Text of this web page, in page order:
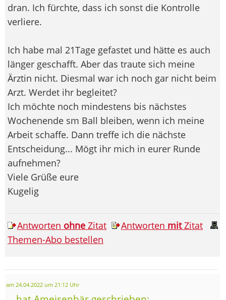
dran. Ich fürchte, dass ich sonst die Kontrolle
verliere.
Ich habe mal 21Tage gefastet und hätte es auch
länger geschafft. Aber das traute sich meine
Ärztin nicht. Diesmal war ich noch gar nicht beim
Arzt. Werdet ihr begleitet?
Ich möchte noch mindestens bis nächstes
Wochenende sm Ball bleiben, wenn ich meine
Arbeit schaffe. Dann treffe ich die nächste
Entscheidung... Mögt ihr mich in eurer Runde
aufnehmen?
Viele Grüße eure
Kugelig
Antworten ohne Zitat Antworten mitZitat
Themen-Abo bestellen
am 24.04.2022 um 21:12 Uhr